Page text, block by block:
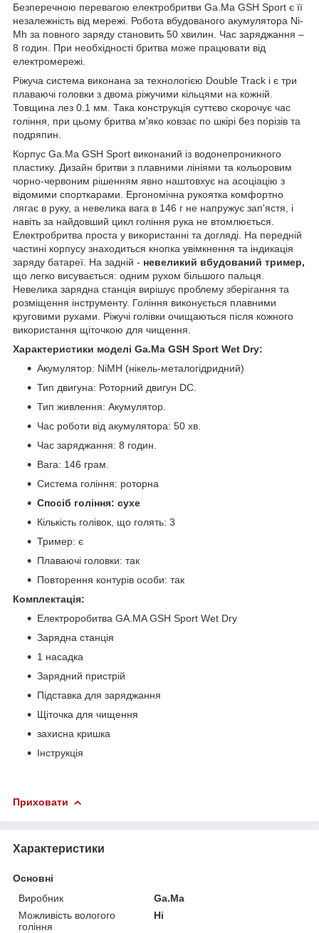
Безперечною перевагою електробритви Ga.Ma GSH Sport є її
незалежність від мережі. Робота вбудованого акумулятора Ni-
Mh за повного заряду становить 50 хвилин. Час заряджання –
8 годин. При необхідності бритва може працювати від
електромережі.
Ріжуча система виконана за технологією Double Track і є три
плаваючі головки з двома ріжучими кільцями на кожній.
Товщина лез 0.1 мм. Така конструкція суттєво скорочує час
гоління, при цьому бритва м'яко ковзає по шкірі без порізів та
подряпин.
Корпус Ga.Ma GSH Sport виконаний із водонепроникного
пластику. Дизайн бритви з плавними лініями та кольоровим
чорно-червоним рішенням явно наштовхує на асоціацію з
відомими спорткарами. Ергономічна рукоятка комфортно
лягає в руку, а невелика вага в 146 г не напружує зап'ястя, і
навіть за найдовший цикл гоління рука не втомлюється.
Електробритва проста у використанні та догляді. На передній
частині корпусу знаходиться кнопка увімкнення та індикація
заряду батареї. На задній - невеликий вбудований тример,
що легко висувається: одним рухом більшого пальця.
Невелика зарядна станція вирішує проблему зберігання та
розміщення інструменту. Гоління виконується плавними
круговими рухами. Ріжучі голівки очищаються після кожного
використання щіточкою для чищення.
Характеристики моделі Ga.Ma GSH Sport Wet Dry:
Акумулятор: NiMH (нікель-металогідридний)
Тип двигуна: Роторний двигун DC.
Тип живлення: Акумулятор.
Час роботи від акумулятора: 50 хв.
Час заряджання: 8 годин.
Вага: 146 грам.
Система гоління: роторна
Спосіб гоління: сухе
Кількість голівок, що голять: 3
Тример: є
Плаваючі головки: так
Повторення контурів особи: так
Комплектація:
Електроробитва GA.MA GSH Sport Wet Dry
Зарядна станція
1 насадка
Зарядний пристрій
Підставка для заряджання
Щіточка для чищення
захисна кришка
Інструкція
Приховати
Характеристики
Основні
Виробник
Ga.Ma
Можливість вологого
гоління
Ні